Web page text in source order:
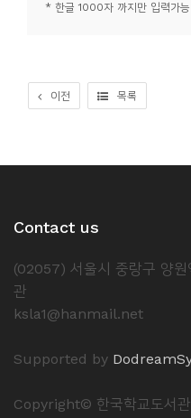
* 한글 1000자 까지만 입력가
이전 목록
Contact us
(02057) 서울시 중랑구 양원
관
ksla1@hanmail.net
Supported by
Copyright© 한국학교도서